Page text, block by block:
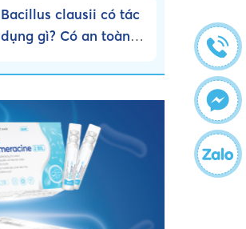
Bacillus clausii có tác
dụng gì? Có an toàn